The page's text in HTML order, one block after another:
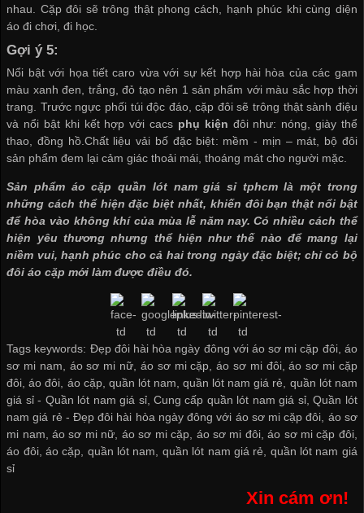
nhau. Cặp đôi sẽ trông thật phong cách, hạnh phúc khi cùng diện
áo đi chơi, đi học.
Gợi ý 5:
Nổi bật với họa tiết caro vừa với sự kết hợp hài hòa của các gam
màu xanh đen, trắng, đỏ tạo nên 1 sản phẩm với màu sắc hợp thời
trang. Trước ngực phối túi độc đáo, cặp đôi sẽ trông thật sành điệu
và nổi bật khi kết hợp với cacs phụ kiện đôi như: nóng, giày thể
thao, đồng hồ.Chất liệu vải bố đặc biệt: mềm - mịn – mát, bộ đôi
sản phẩm đem lại cảm giác thoải mái, thoáng mát cho người mặc.
Sản phẩm áo cặpquần lót nam giá sỉ tphcmlà một trong
những cách thể hiện đặc biệt nhất, khiến đôi bạn thật nổi bật
để hòa vào không khí của mùa lễ năm nay. Có nhiều cách thể
hiện yêu thương nhưng thể hiện như thế nào để mang lại
niềm vui, hạnh phúc cho cả hai trong ngày đặc biệt; chỉ có bộ
đôi áo cặp mới làm được điều đó.
Tags keywords: Đẹp đôi hài hòa ngày đông với áo sơ mi cặp đôi, áo
sơ mi nam, áo sơ mi nữ, áo sơ mi cặp, áo sơ mi đôi, áo sơ mi cặp
đôi, áo đôi, áo cặp, quần lót nam, quần lót nam giá rẻ, quần lót nam
giá sỉ - Quần lót nam giá sỉ,Cung cấp quần lót nam giá sỉ,Quần lót
nam giá rẻ -Đẹp đôi hài hòa ngày đông với áo sơ mi cặp đôi áo sơ
mi nam ,áo sơ mi nữ áo sơ mi cặp áo sơ mi đôi,áo sơ mi cặp đôi,
áo đôi, áo cặp quần lót nam quần lót nam giá rẻ
quần lót nam giá
sỉ
Xin cám ơn!